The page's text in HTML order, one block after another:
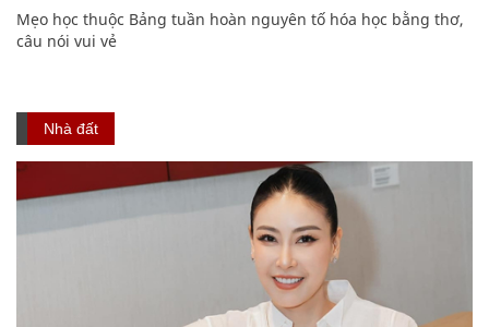
Mẹo học thuộc Bảng tuần hoàn nguyên tố hóa học bằng thơ,
câu nói vui vẻ
Nhà đất